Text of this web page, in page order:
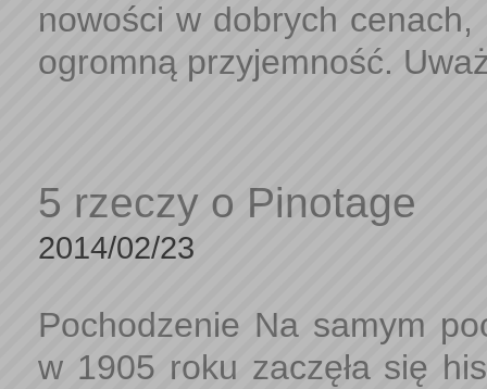
nowości w dobrych
ogromną przyjemność.
5 rzeczy o Pinotage
2014/02/23
Pochodzenie Na samym
w 1905 roku zaczęła się